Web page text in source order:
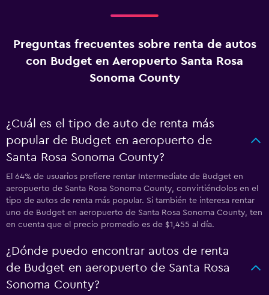
Preguntas frecuentes sobre renta de autos
con Budget en Aeropuerto Santa Rosa
Sonoma County
¿Cuál es el tipo de auto de renta más
popular de Budget en aeropuerto de
Santa Rosa Sonoma County?
El 64% de usuarios prefiere rentar Intermediate de Budget en
aeropuerto de Santa Rosa Sonoma County, convirtiéndolos en el
tipo de autos de renta más popular. Si también te interesa rentar
uno de Budget en aeropuerto de Santa Rosa Sonoma County, ten
en cuenta que el precio promedio es de $1,455 al día.
¿Dónde puedo encontrar autos de renta
de Budget en aeropuerto de Santa Rosa
Sonoma County?